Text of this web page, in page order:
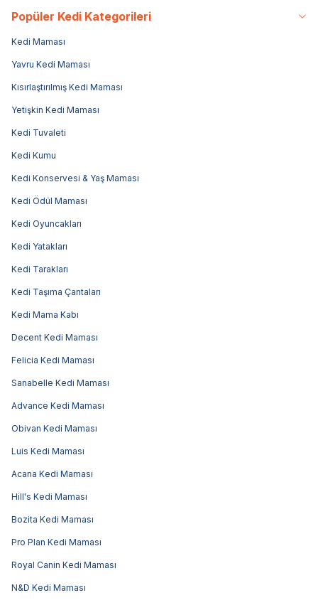
Popüler Kedi Kategorileri
Kedi Maması
Yavru Kedi Maması
Kısırlaştırılmış Kedi Maması
Yetişkin Kedi Maması
Kedi Tuvaleti
Kedi Kumu
Kedi Konservesi & Yaş Maması
Kedi Ödül Maması
Kedi Oyuncakları
Kedi Yatakları
Kedi Tarakları
Kedi Taşıma Çantaları
Kedi Mama Kabı
Decent Kedi Maması
Felicia Kedi Maması
Sanabelle Kedi Maması
Advance Kedi Maması
Obivan Kedi Maması
Luis Kedi Maması
Acana Kedi Maması
Hill's Kedi Maması
Bozita Kedi Maması
Pro Plan Kedi Maması
Royal Canin Kedi Maması
N&D Kedi Maması